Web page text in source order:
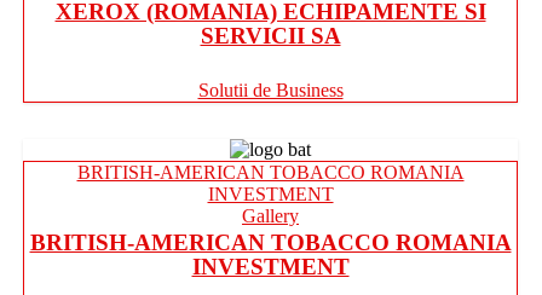
XEROX (ROMANIA) ECHIPAMENTE SI
SERVICII SA
Solutii de Business
BRITISH-AMERICAN TOBACCO ROMANIA
INVESTMENT
Gallery
BRITISH-AMERICAN TOBACCO ROMANIA
INVESTMENT